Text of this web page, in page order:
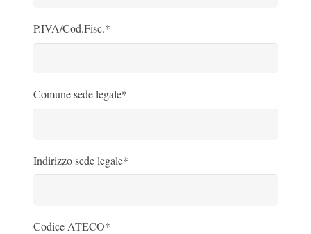
P.IVA/Cod.Fisc.*
Comune sede legale*
Indirizzo sede legale*
Codice ATECO*